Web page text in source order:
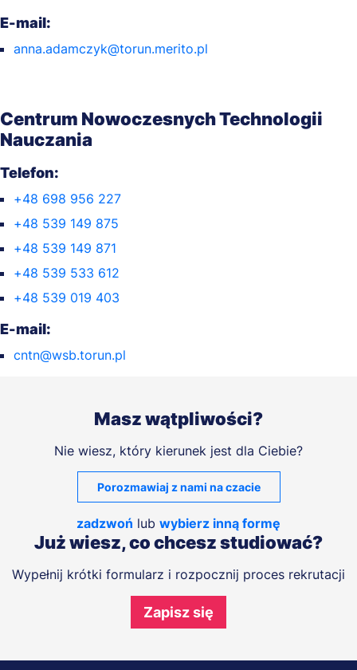
E-mail:
anna.adamczyk@torun.merito.pl
Centrum Nowoczesnych Technologii
Nauczania
Telefon:
+48 698 956 227
+48 539 149 875
+48 539 149 871
+48 539 533 612
+48 539 019 403
E-mail:
cntn@wsb.torun.pl
Masz wątpliwości?
Nie wiesz, który kierunek jest dla Ciebie?
Porozmawiaj z nami na czacie
zadzwoń lub wybierz inną formę
Już wiesz, co chcesz studiować?
Wypełnij krótki formularz i rozpocznij proces rekrutacji
Zapisz się